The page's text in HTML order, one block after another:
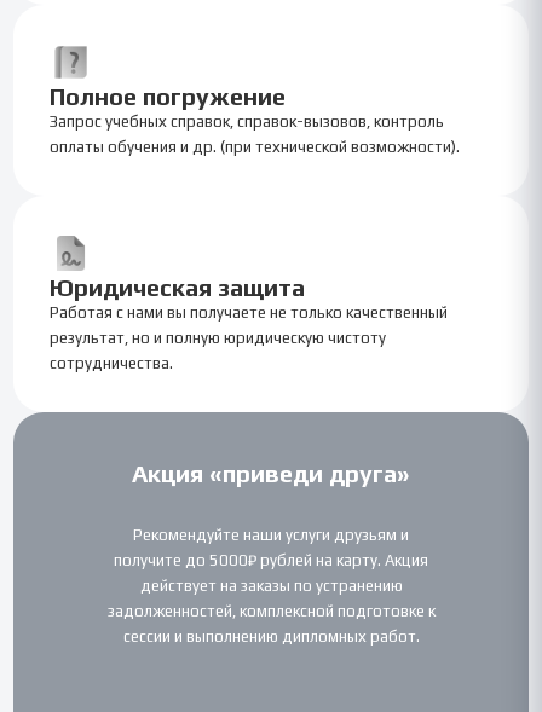
Полное погружение
Запрос учебных справок, справок-вызовов, контроль
оплаты обучения и др. (при технической возможности).
Юридическая защита
Работая с нами вы получаете не только качественный
результат, но и полную юридическую чистоту
сотрудничества.
Акция «приведи друга»
Рекомендуйте наши услуги друзьям и
получите до 5000₽ рублей на карту. Акция
действует на заказы по устранению
задолженностей, комплексной подготовке к
сессии и выполнению дипломных работ.